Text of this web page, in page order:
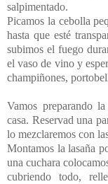
salpimentado.
Picamos la cebolla
hasta que esté
subimos el fuego
el vaso de vino y
champiñones,
Vamos preparando
casa. Reservad una
lo mezclaremos con
Montamos la lasaña
una cuchara
cubriendo todo,